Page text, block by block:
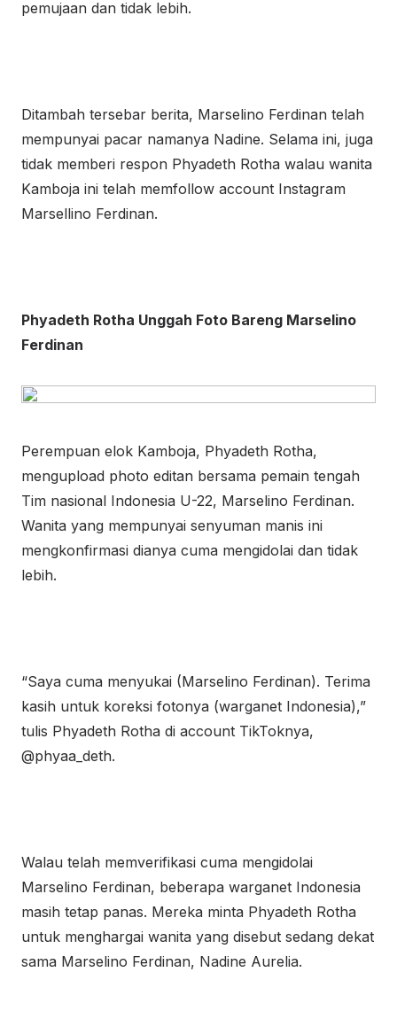
pemujaan dan tidak lebih.
Ditambah tersebar berita, Marselino Ferdinan telah
mempunyai pacar namanya Nadine. Selama ini, juga
tidak memberi respon Phyadeth Rotha walau wanita
Kamboja ini telah memfollow account Instagram
Marsellino Ferdinan.
Phyadeth Rotha Unggah Foto Bareng Marselino
Ferdinan
Perempuan elok Kamboja, Phyadeth Rotha,
mengupload photo editan bersama pemain tengah
Tim nasional Indonesia U-22, Marselino Ferdinan.
Wanita yang mempunyai senyuman manis ini
mengkonfirmasi dianya cuma mengidolai dan tidak
lebih.
“Saya cuma menyukai (Marselino Ferdinan). Terima
kasih untuk koreksi fotonya (warganet Indonesia),”
tulis Phyadeth Rotha di account TikToknya,
@phyaa_deth.
Walau telah memverifikasi cuma mengidolai
Marselino Ferdinan, beberapa warganet Indonesia
masih tetap panas. Mereka minta Phyadeth Rotha
untuk menghargai wanita yang disebut sedang dekat
sama Marselino Ferdinan, Nadine Aurelia.